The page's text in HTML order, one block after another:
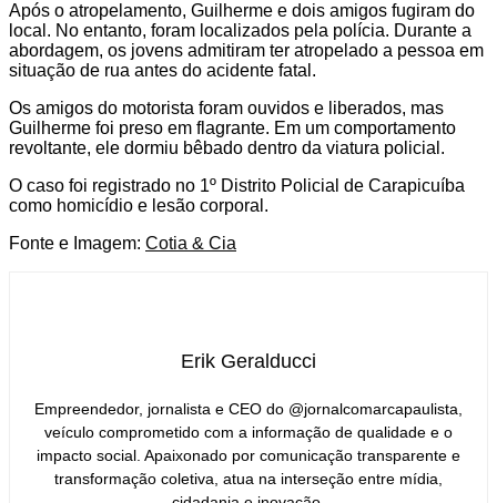
Após o atropelamento, Guilherme e dois amigos fugiram do
local. No entanto, foram localizados pela polícia. Durante a
abordagem, os jovens admitiram ter atropelado a pessoa em
situação de rua antes do acidente fatal.
Os amigos do motorista foram ouvidos e liberados, mas
Guilherme foi preso em flagrante. Em um comportamento
revoltante, ele dormiu bêbado dentro da viatura policial.
O caso foi registrado no 1º Distrito Policial de Carapicuíba
como homicídio e lesão corporal.
Fonte e Imagem: Cotia & Cia
Erik Geralducci
Empreendedor, jornalista e CEO do @jornalcomarcapaulista,
veículo comprometido com a informação de qualidade e o
impacto social. Apaixonado por comunicação transparente e
transformação coletiva, atua na interseção entre mídia,